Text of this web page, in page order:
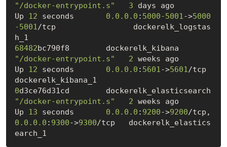
"/docker-entrypoint.s"
3 days ago
Up 12 seconds 0.0 .0 .0 : 5000-5001->5000
-5001/tcp                 dockerelk_logstas
68482
"/docker-entrypoint.s"
2 weeks ago
Up 12 seconds 0.0 .0 .0 : 5601->5601/tcp
0
"/docker-entrypoint.s"
2 weeks ago
Up 13 seconds 0.0 .0 .0 : 9200->9200
0.0 .0 .0 : 9300->9300/tcp   dockerelk_elastics